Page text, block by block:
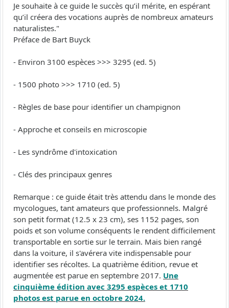
Je souhaite à ce guide le succès qu’il mérite, en espérant
qu’il créera des vocations auprès de nombreux amateurs
naturalistes."
Préface de Bart Buyck
- Environ 3100 espèces >>> 3295 (ed. 5)
- 1500 photo >>> 1710 (ed. 5)
- Règles de base pour identifier un champignon
- Approche et conseils en microscopie
- Les syndrôme d'intoxication
- Clés des principaux genres
Remarque : ce guide était très attendu dans le monde des
mycologues, tant amateurs que professionnels. Malgré
son petit format (12.5 x 23 cm), ses 1152 pages, son
poids et son volume conséquents le rendent difficilement
transportable en sortie sur le terrain. Mais bien rangé
dans la voiture, il s'avérera vite indispensable pour
identifier ses récoltes. La quatrième édition, revue et
augmentée est parue en septembre 2017. Une
cinquième édition avec 3295 espèces et 1710
photos est parue en octobre 2024.